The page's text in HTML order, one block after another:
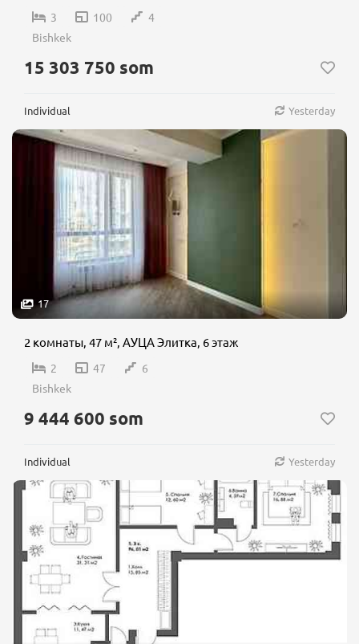
3 100
4
Bishkek
15 303 750 som
Individual Yesterday
17
2 комнаты, 47 м², АУЦА Элитка, 6 этаж
2 47
6
Bishkek
9 444 600 som
Individual Yesterday